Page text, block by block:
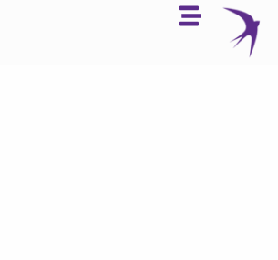
تخطي
المحتوى